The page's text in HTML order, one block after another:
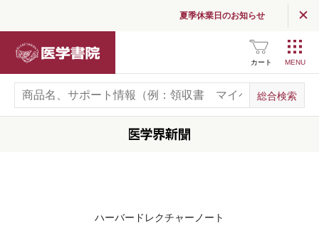
夏季休業日のお知らせ
カート
ハーバードレクチャーノート